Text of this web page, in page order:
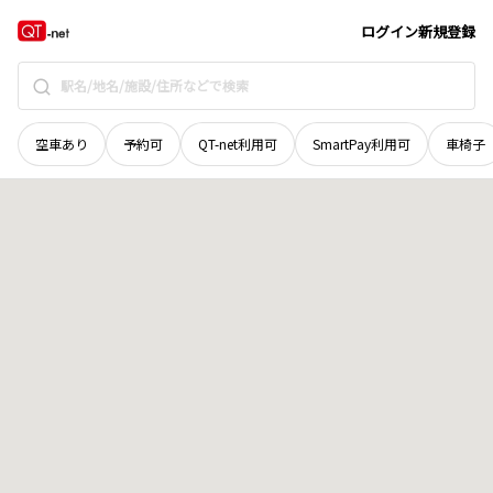
ログイン新規登録
空車あり 予約可 QT-net利用可 SmartPay利用可 車椅子
北海道